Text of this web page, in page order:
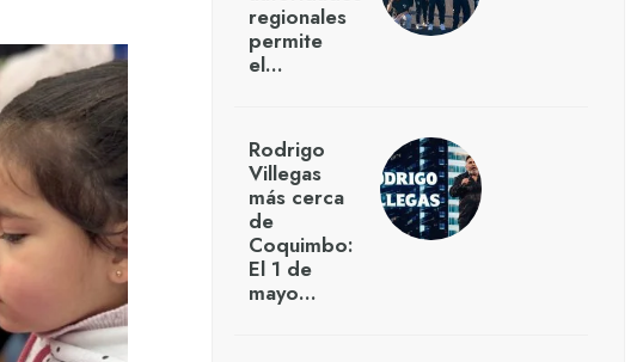
regionales
permite
el…
Rodrigo
Villegas
más cerca
de
Coquimbo:
El 1 de
mayo…